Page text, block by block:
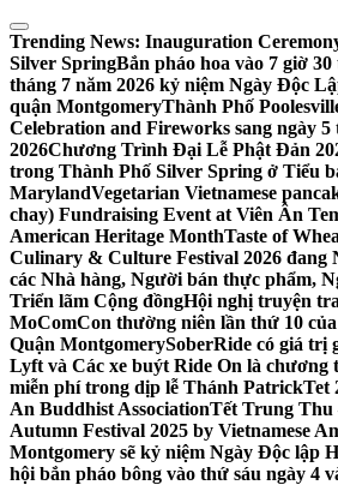
Skip
to
content
Trending News: Inauguration
Silver SpringBắn pháo hoa vào 7 giờ
tháng 7 năm 2026 kỷ niệm Ngày Độc
quận MontgomeryThành Phố
Celebration and Fireworks sang ngày 5
2026Chương Trình Đại Lễ Phật Đản
trong Thành Phố Silver Spring ở Tiểu
MarylandVegetarian Vietnamese
chay) Fundraising Event at Viên Ân
American Heritage MonthTaste of
Culinary & Culture Festival 2026 đang
các Nhà hàng, Người bán thực phẩm,
Triển lãm Cộng đồngHội nghị truyện
MoComCon thường niên lần thứ 10
Quận MontgomerySoberRide có giá trị
Lyft và Các xe buýt Ride On là chương
miễn phí trong dịp lễ Thánh PatrickTet
An Buddhist AssociationTết Trung Thu
Autumn Festival 2025 by Vietnamese
Montgomery sẽ kỷ niệm Ngày Độc lập
hội bắn pháo bông vào thứ sáu ngày 4